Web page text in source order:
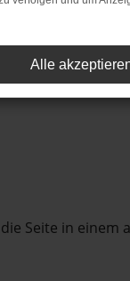
Seite in einem
Alle